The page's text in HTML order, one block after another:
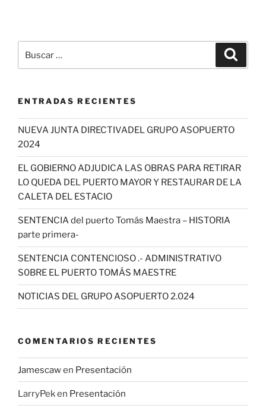
por:
ENTRADAS RECIENTES
NUEVA JUNTA DIRECTIVADEL GRUPO ASOPUERTO
2024
EL GOBIERNO ADJUDICA LAS OBRAS PARA RETIRAR
LO QUEDA DEL PUERTO MAYOR Y RESTAURAR DE LA
CALETA DEL ESTACIO
SENTENCIA del puerto Tomás Maestra – HISTORIA
parte primera-
SENTENCIA CONTENCIOSO .- ADMINISTRATIVO
S0BRE EL PUERTO TOMÁS MAESTRE
NOTICIAS DEL GRUPO ASOPUERTO 2.024
COMENTARIOS RECIENTES
Jamescawen Presentación
LarryPeken Presentación